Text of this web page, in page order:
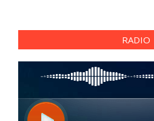
RADIO